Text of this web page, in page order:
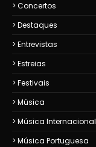
Concertos
Destaques
Entrevistas
Estreias
Festivais
Música
Música Internacional
Música Portuguesa